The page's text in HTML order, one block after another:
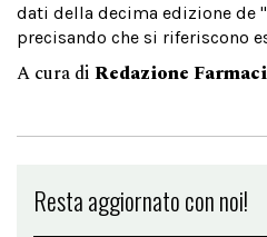
dati della decima edizione de
precisando che si riferiscono
A cura di Redazione
Resta aggiornato con noi!